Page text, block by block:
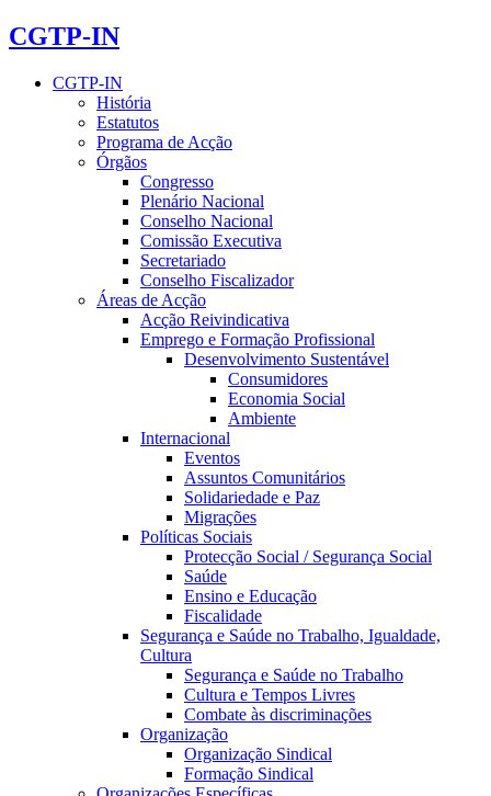
CGTP-IN
CGTP-IN
História
Estatutos
Programa de Acção
Órgãos
Congresso
Plenário Nacional
Conselho Nacional
Comissão Executiva
Secretariado
Conselho Fiscalizador
Áreas de Acção
Acção Reivindicativa
Emprego e Formação Profissional
Desenvolvimento Sustentável
Consumidores
Economia Social
Ambiente
Internacional
Eventos
Assuntos Comunitários
Solidariedade e Paz
Migrações
Políticas Sociais
Protecção Social / Segurança Social
Saúde
Ensino e Educação
Fiscalidade
Segurança e Saúde no Trabalho, Igualdade,
Cultura
Segurança e Saúde no Trabalho
Cultura e Tempos Livres
Combate às discriminações
Organização
Organização Sindical
Formação Sindical